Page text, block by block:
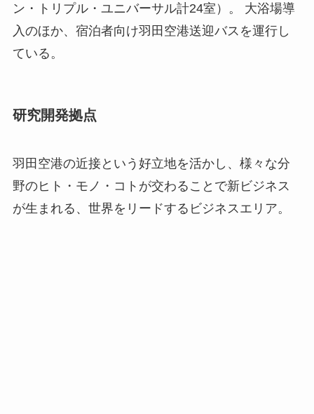
ン・トリプル・ユニバーサル計24室）。 大浴場導
入のほか、宿泊者向け羽田空港送迎バスを運行し
ている。
研究開発拠点
羽田空港の近接という好立地を活かし、様々な分
野のヒト・モノ・コトが交わることで新ビジネス
が生まれる、世界をリードするビジネスエリア。